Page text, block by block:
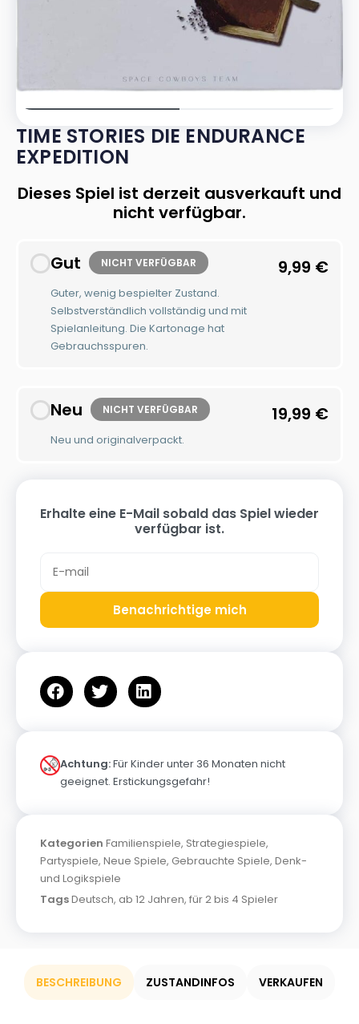
TIME STORIES DIE ENDURANCE
EXPEDITION
Dieses Spiel ist derzeit ausverkauft und
nicht verfügbar.
Gut NICHT VERFÜGBAR
Guter, wenig bespielter Zustand.
Selbstverständlich vollständig und mit
Spielanleitung. Die Kartonage hat
Gebrauchsspuren.
9,99 €
Neu NICHT VERFÜGBAR
Neu und originalverpackt.
19,99 €
Erhalte eine E-Mail sobald das Spiel wieder
verfügbar ist.
Benachrichtige mich
Achtung:Für Kinder unter 36 Monaten nicht
geeignet. Erstickungsgefahr!
Kategorien Familienspiele, Strategiespiele,
Partyspiele, Neue Spiele, Gebrauchte Spiele, Denk-
und Logikspiele
TagsDeutsch, ab 12 Jahren, für 2 bis 4 Spieler
BESCHREIBUNG ZUSTANDINFOS VERKAUFEN